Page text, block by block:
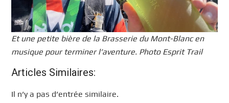
Et une petite bière de la Brasserie du Mont-Blanc en
musique pour terminer l’aventure. Photo Esprit Trail
Articles Similaires:
Il n’y a pas d’entrée similaire.